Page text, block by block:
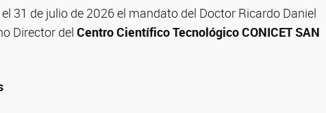
31 de julio de 2026 el mandato del Doctor Ricardo Daniel
Director del Centro Científico Tecnológico CONICET SAN